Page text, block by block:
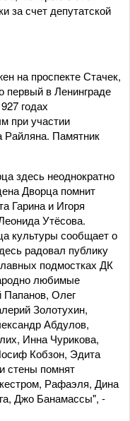
за счет депутатской
на проспекте Стачек,
первый в Ленинграде
годах
при участии
Райляна. Памятник
здесь неоднократно
Дворца помнит
Гарина и Игоря
Утёсова.
культуры сообщает о
радовал публику
подмостках ДК
любимые
Папанов, Олег
Золотухин,
Абдулов,
Инна Чурикова,
Кобзон, Эдита
стены помнят
Рафаэля, Дина
Джо Банамассы", -